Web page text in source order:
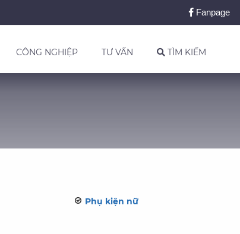
Fanpage
CÔNG NGHIỆP TƯ VẤN TÌM KIẾM
Phụ kiện nữ